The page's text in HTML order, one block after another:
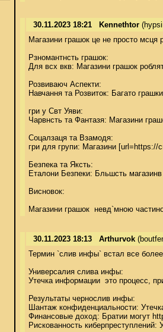
30.11.2023 18:21 Kennethtor
Магазини грашок це не просто мсця
Рзномантнсть грашок:
Для всх вкв: Магазини грашок
Розвиваюч Аспекти:
Навчання та Розвиток: Багато
гри у Свт Уяви:
Чарвнсть та Фантазя: Магазини
Соцалзаця та Взамодя:
гри для групи: Магазини
Безпека та Яксть:
Еталони Безпеки: Бльшсть
Висновок:
Магазини грашок  невд`мною
30.11.2023 18:13 Arthurvok
Термин `слив инфы` встал все
Универсалия слива инфы:
Утечка информации  это процесс,
Результаты чернослив инфы:
Шантаж конфиденциальности:
Финансовые доход: Братии могут
Рискованность